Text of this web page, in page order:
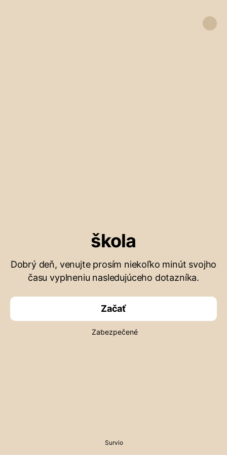
škola
Dobrý deň, venujte prosím niekoľko minút svojho
času vyplneniu nasledujúceho dotazníka.
Začať
Zabezpečené
Survio